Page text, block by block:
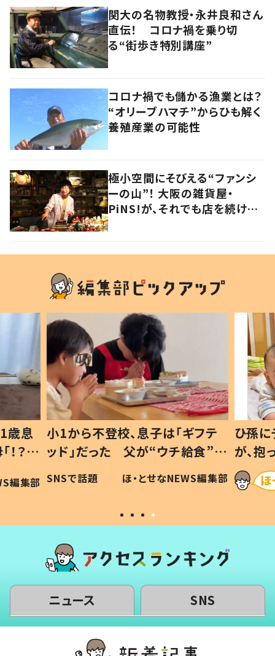
関大の名物教授・永井良和さん
直伝！ コロナ禍を乗り切
る“街歩き特別講座”
コロナ禍でも儲かる漁業とは？
“オリーブハマチ”からひも解く
養殖産業の可能性
極小空間にそびえる“ファンシ
ーの山”！ 大阪の雑貨屋・
PiNS!が、それでも店を続ける
歳息
？」
編集部
小1から不登校、息子は「ギフテ
ッド」だった 父が“ウチ給食”を
作り続ける理由とは #令和の親
#令和の子
SNSで話題 ほ・とせなNEWS編集部
ひ孫
が、
「涙が
い」
ニュース SNS